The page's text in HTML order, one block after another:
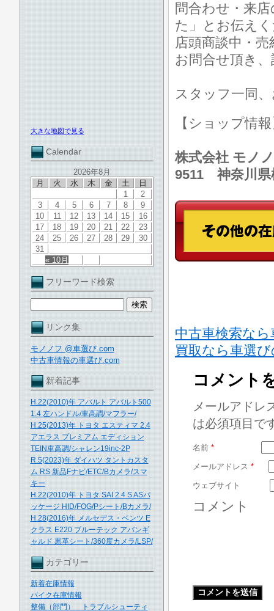
大きな地図で見る
Calendar
2026年8月
月
火 水 木 金 土 日
« 10月
1
2
3
4 5 6 7 8
9
10
11 12 13 14 15
16
17
18 19 20 21 22
23
24
25 26 27 28 29
30
31
フリーワード検索
リンク集
モノノフ @車選び.com
中古車情報の車選び.com
新着記事
H.22(2010)年 アバルト アバルト500
1.4 左ハンドル/車高調/マフラー/
H.25(2013)年 トヨタ エスティマ 2.4
アエラス プレミアム エディション
TEIN車高調/シャレン19inc-2P
R.5(2023)年 ダイハツ タントカスタ
ム RS 新品Fナビ/ETC/Bカメラ/スマ
キー
H.22(2010)年 トヨタ SAI 2.4 S ASパ
ッケージ HID/FOG/Pシート/Bカメラ/
H.28(2016)年 メルセデス・ベンツ E
クラス E220 ブルーテック アバンギ
ャルド 黒革シート/360度カメラ/LSP/
カテゴリー
新着在庫情報
バイク在庫情報
整備（部門） トラブルシューティ
問合わせ・来
た」とお伝え
店頭商談中・
お問合せ頂き
スタッフ一同
【ショップ情
株式会社 モノ
9511 神奈川県
中古車検索な
買取なら車選
コメント
メールアドレ
は必須項目で
名前 *
メールアドレス *
ウェブサイト
コメント